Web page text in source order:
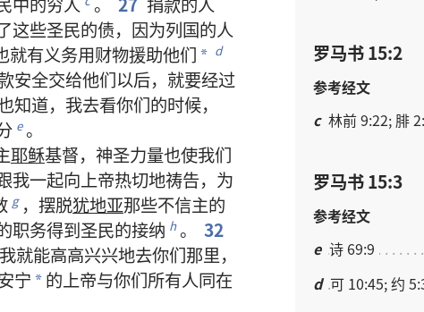
这些圣民的债， 因为列国的人
就有义务用财物援助他们 * d
安全交给他们以后， 就要经过
知道， 我去看你们的时候，
e 。
耶稣基督， 神圣力量也使我们
我一起向上帝热切地祷告， 为
g ， 摆脱犹地亚那些不信主的
职务得到圣民的接纳 h 。
32
我就能高高兴兴地去你们那里，
宁 * 的上帝与你们所有人同在
罗马书 15:2
参考经文
c 林前 9:22; 腓
罗马书 15:3
参考经文
e 诗 69:9
d 可 10:45; 约